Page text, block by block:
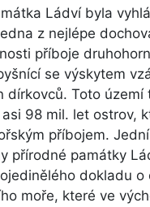
Ládví byla
z nejlépe
příboje
se výskytem
dírkovců. Toto území
98 mil. let ostrov,
příbojem.
přírodné památky
dokladu o
moře, které ve